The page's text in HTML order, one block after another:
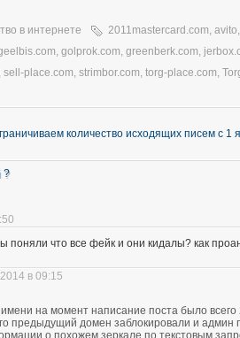
в интернете 2011mastercard.com, avito
, golprok.com, greenberk.com,
, sell-place.com, strimbor.com, torg-place.com,
количество исходящих писем с 1
?
поняли что все фейк и они кидалы? как
в 09:15
на момент написание поста было
предыдущий домен заблокировали и админ
о похожем зеркале по текстовым